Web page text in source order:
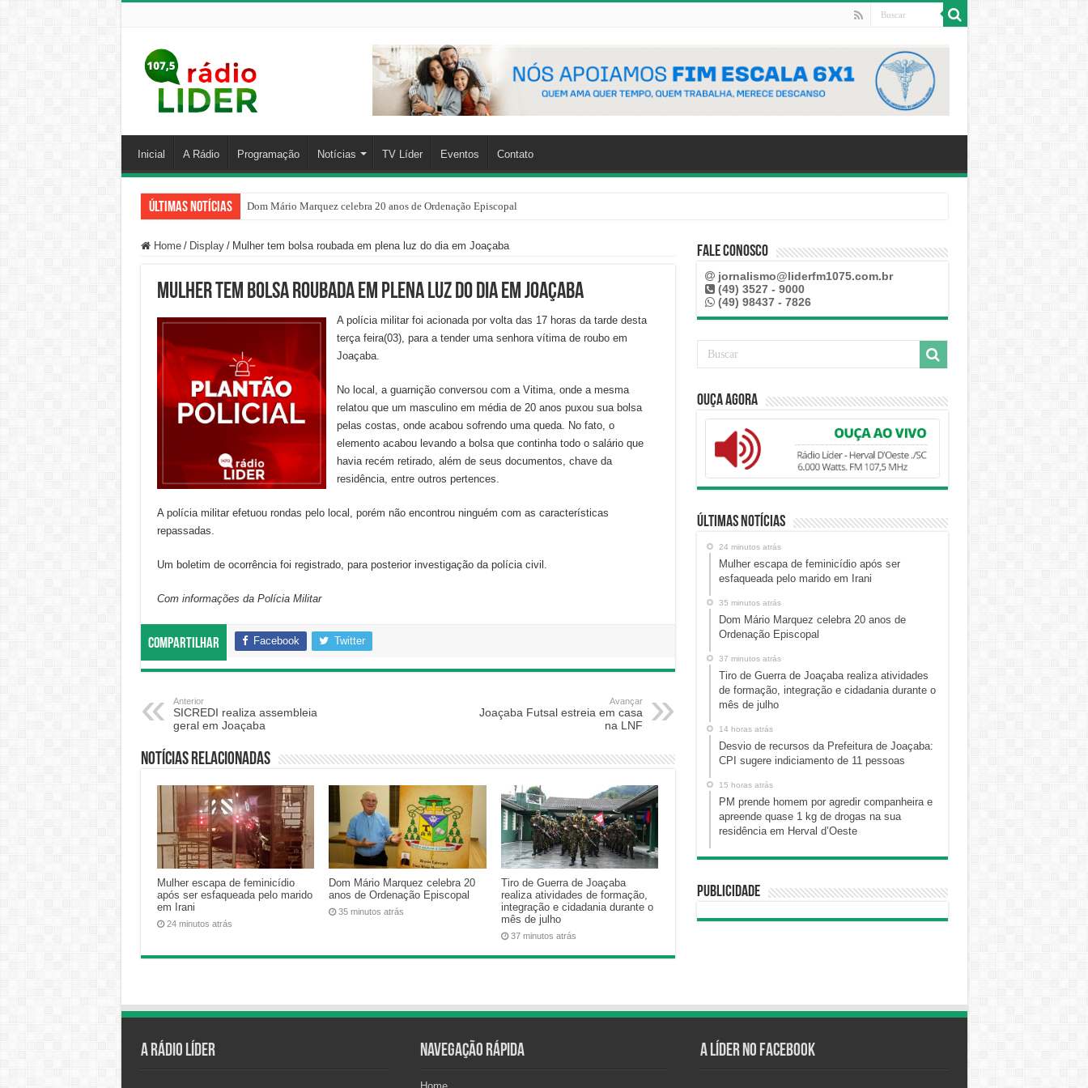
Inicial A Rádio Programação Notícias TV Líder Eventos Contato
Últimas Notícias Dom Mário Marquez celebra 20 anos de Ordenação Episcopal
Home / Display / Mulher tem bolsa roubada em plena luz do dia em Joaçaba
Mulher tem bolsa roubada em plena luz do dia em Joaçaba
A polícia militar foi acionada por volta das 17 horas da tarde desta
terça feira(03), para a tender uma senhora vítima de roubo em
Joaçaba.
No local, a guarnição conversou com a Vitima, onde a mesma
relatou que um masculino em média de 20 anos puxou sua bolsa
pelas costas, onde acabou sofrendo uma queda. No fato, o
elemento acabou levando a bolsa que continha todo o salário que
havia recém retirado, além de seus documentos, chave da
residência, entre outros pertences.
A polícia militar efetuou rondas pelo local, porém não encontrou ninguém com as características
repassadas.
Um boletim de ocorrência foi registrado, para posterior investigação da polícia civil.
Com informações da Polícia Militar
Compartilhar Facebook Twitter
Anterior
SICREDI realiza assembleia
geral em Joaçaba
Avançar
Joaçaba Futsal estreia em casa
na LNF
Notícias relacionadas
Mulher escapa de feminicídio
após ser esfaqueada pelo marido
em Irani
24 minutos atrás
Dom Mário Marquez celebra 20
anos de Ordenação Episcopal
35 minutos atrás
Tiro de Guerra de Joaçaba
realiza atividades de formação,
integração e cidadania durante o
mês de julho
37 minutos atrás
Fale Conosco
jornalismo@liderfm1075.com.br
(49) 3527 - 9000
(49) 98437 - 7826
Ouça Agora
Últimas Notícias
24 minutos atrás
Mulher escapa de feminicídio após ser
esfaqueada pelo marido em Irani
35 minutos atrás
Dom Mário Marquez celebra 20 anos de
Ordenação Episcopal
37 minutos atrás
Tiro de Guerra de Joaçaba realiza atividades
de formação, integração e cidadania durante o
mês de julho
14 horas atrás
Desvio de recursos da Prefeitura de Joaçaba:
CPI sugere indiciamento de 11 pessoas
15 horas atrás
PM prende homem por agredir companheira e
apreende quase 1 kg de drogas na sua
residência em Herval d’Oeste
Publicidade
A Rádio Líder Navegação Rápida A Líder no Facebook